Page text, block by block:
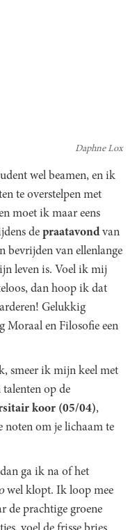
Daphne Lox
wel beamen, en ik
te overstelpen met
moet ik maar eens
de praatavondvan
bevrijden van ellenlange
leven is. Voel ik mij
dan hoop ik dat
Gelukkig
Moraal en Filosofie een
smeer ik mijn keel met
op de
koor (05/04),
noten om je lichaam te
ga ik na of het
wel klopt. Ik loop mee
de prachtige groene